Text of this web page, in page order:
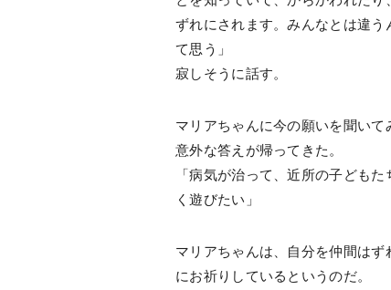
ずれにされます。みんなとは違う
て思う」
寂しそうに話す。
マリアちゃんに今の願いを聞いて
意外な答えが帰ってきた。
「病気が治って、近所の子どもた
く遊びたい」
マリアちゃんは、自分を仲間は
にお祈りしているというのだ。